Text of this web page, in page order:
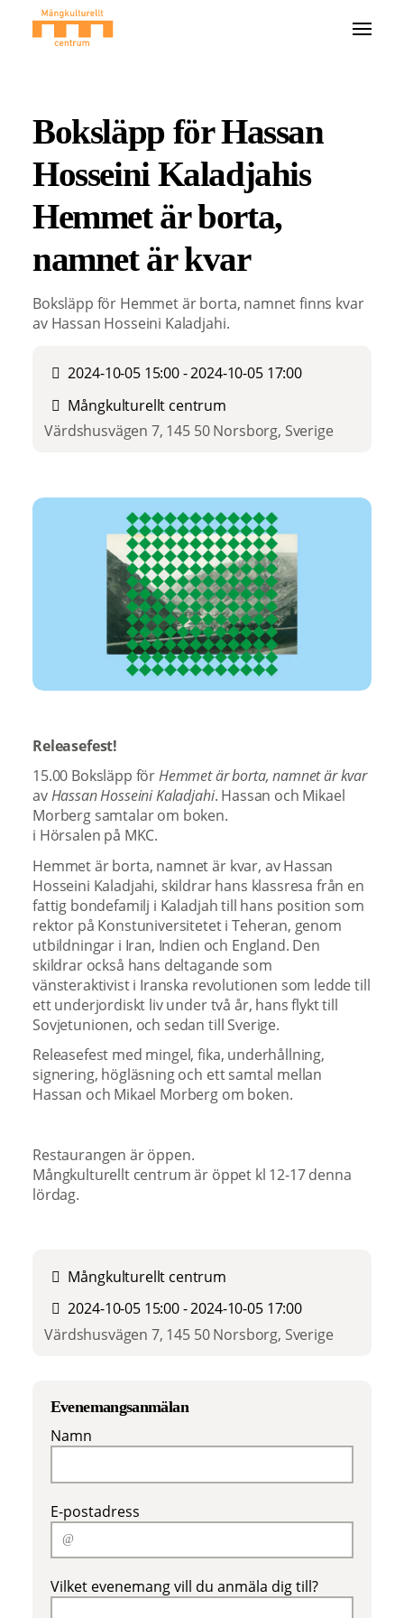
Boksläpp för Hassan
Hosseini Kaladjahis
Hemmet är borta,
namnet är kvar
Boksläpp för Hemmet är borta, namnet finns kvar
av Hassan Hosseini Kaladjahi.
2024-10-05 15:00 - 2024-10-05 17:00
Mångkulturellt centrum
Värdshusvägen 7, 145 50 Norsborg, Sverige
Releasefest!
15.00 Boksläpp förHemmet är borta, namnet är kvar
avHassan Hosseini Kaladjahi. Hassan och Mikael
Morberg samtalar om boken.
i Hörsalen på MKC.
Hemmet är borta, namnet är kvar, av Hassan
Hosseini Kaladjahi, skildrar hans klassresa från en
fattig bondefamilj i Kaladjah till hans position som
rektor på Konstuniversitetet i Teheran, genom
utbildningar i Iran, Indien och England. Den
skildrar också hans deltagande som
vänsteraktivist i Iranska revolutionen som ledde till
ett underjordiskt liv under två år, hans flykt till
Sovjetunionen, och sedan till Sverige.
Releasefest med mingel, fika, underhållning,
signering, högläsning och ett samtal mellan
Hassan och Mikael Morberg om boken.
Restaurangen är öppen.
Mångkulturellt centrum är öppet kl 12-17 denna
lördag.
Mångkulturellt centrum
2024-10-05 15:00 - 2024-10-05 17:00
Värdshusvägen 7, 145 50 Norsborg, Sverige
Evenemangsanmälan
Namn
E-postadress
Vilket evenemang vill du anmäla dig till?